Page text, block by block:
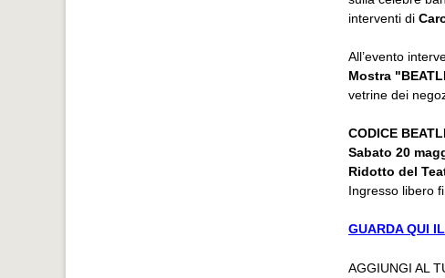
interventi di
All’evento
Mostra
vetrine dei
CODICE
Sabato 20
Ridotto del
Ingresso libero
GUARDA QUI
AGGIUNGI AL